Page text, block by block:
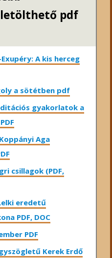
letölthető pdf
A kis herceg
a sötétben pdf
gyakorlatok a
Aga
csillagok (PDF,
eredetű
PDF, DOC
PDF
Kerek Erdő